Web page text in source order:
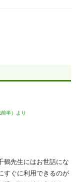
半）より
鶴先生にはお世話にな
すぐに利用できるのが